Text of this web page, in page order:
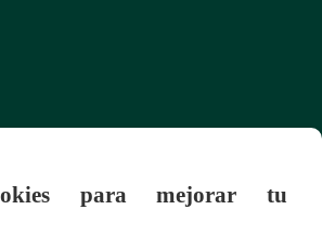
para mejorar tu